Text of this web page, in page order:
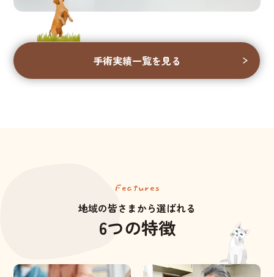
手術実績一覧を見る
Features
地域の皆さまから選ばれる
6つの特徴